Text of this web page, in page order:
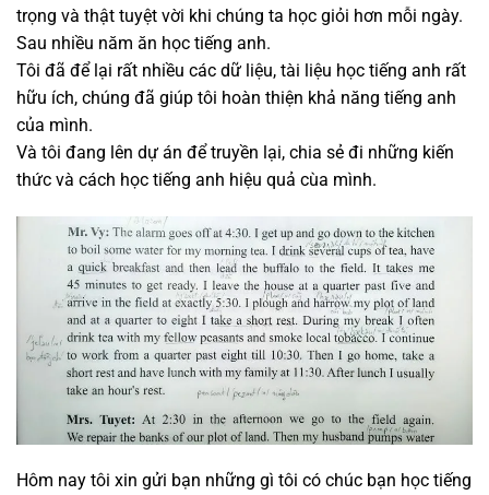
trọng và thật tuyệt vời khi chúng ta học giỏi hơn mỗi ngày.
Sau nhiều năm ăn học tiếng anh.
Tôi đã để lại rất nhiều các dữ liệu, tài liệu học tiếng anh rất
hữu ích, chúng đã giúp tôi hoàn thiện khả năng tiếng anh
của mình.
Và tôi đang lên dự án để truyền lại, chia sẻ đi những kiến
thức và cách học tiếng anh hiệu quả cùa mình.
Hôm nay tôi xin gửi bạn những gì tôi có chúc bạn học tiếng